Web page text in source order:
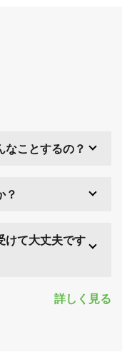
ことするの？
？
て大丈夫です
詳しく見る